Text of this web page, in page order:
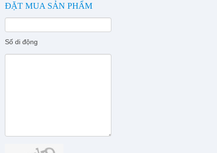
ĐẶT MUA SẢN PHẨM
Số di động